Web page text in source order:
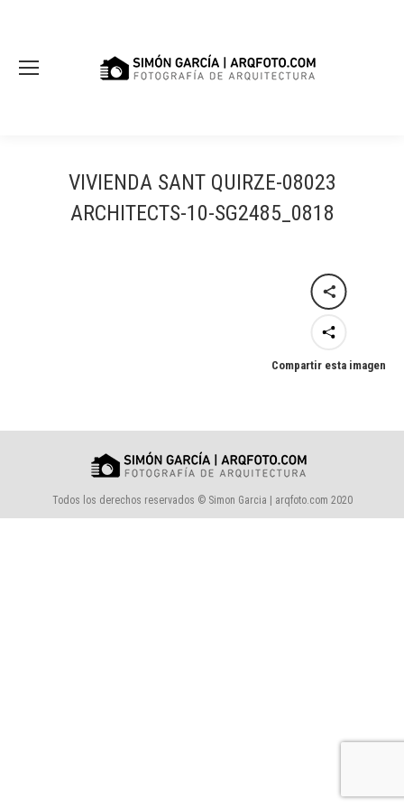
VIVIENDA SANT QUIRZE-08023
ARCHITECTS-10-SG2485_0818
Compartir esta imagen
Todos los derechos reservados © Simon Garcia | arqfoto.com 2020